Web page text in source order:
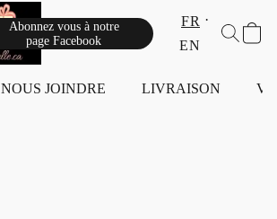
Abonnez vous à notre
page Facebook
FR
EN
NOUS JOINDRE LIVRAISON